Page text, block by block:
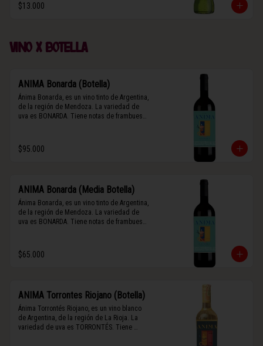
$13.000
Vino x botella
ANIMA Bonarda (Botella)
Ánima Bonarda, es un vino tinto de Argentina,
de la región de Mendoza. La variedad de
uva es BONARDA. Tiene notas de frambuesa
por barrica por 3 meses.
$95.000
ANIMA Bonarda (Media Botella)
Ánima Bonarda, es un vino tinto de Argentina,
de la región de Mendoza. La variedad de
uva es BONARDA. Tiene notas de frambuesa
por barrica por 3 meses.
$65.000
ANIMA Torrontes Riojano (Botella)
Ánima Torrontés Riojano, es un vino blanco
de Argentina, de la región de La Rioja. La
variedad de uva es TORRONTÉS. Tiene